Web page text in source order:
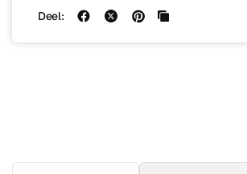
Deel: